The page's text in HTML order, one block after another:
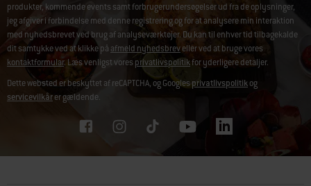
produkter, kommende events samt forbrugerundersøgelser ud fra de oplysninger,
jeg afgiver i forbindelse med denne registrering og for at analysere min interaktion
med nyhedsbrevet ved brug af analyseværktøjer. Du kan til enhver tid tilbagekalde
dit samtykke ved at klikke på afmeld nyhedsbreveller ved at bruge vores
kontaktformular. Læs venligst voresprivatlivspolitikfor yderligere detaljer.
Dette websted er beskyttet af reCAPTCHA, og Googlesprivatlivspolitikog
servicevilkårer gældende.